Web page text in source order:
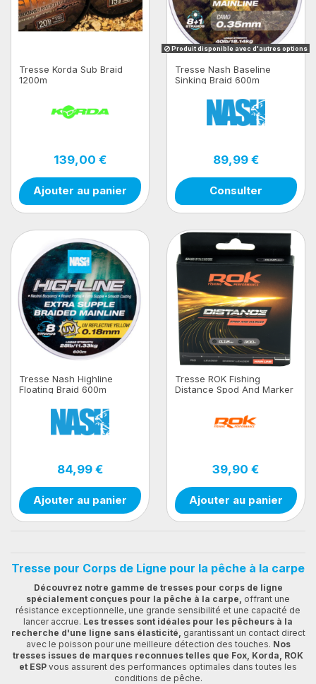
Tresse Korda Sub Braid
1200m
139,00 €
Ajouter au panier
Produit disponible avec d'autres options
Tresse Nash Baseline
Sinking Braid 600m
89,99 €
Consulter
Tresse Nash Highline
Floating Braid 600m
84,99 €
Ajouter au panier
Tresse ROK Fishing
Distance Spod And Marker
39,90 €
Ajouter au panier
Tresse pour Corps de Ligne pour la pêche à la carpe
Découvrez notre gamme de tresses pour corps de ligne
spécialement conçues pour la pêche à la carpe, offrant une
résistance exceptionnelle, une grande sensibilité et une capacité de
lancer accrue. Les tresses sont idéales pour les pêcheurs à la
recherche d'une ligne sans élasticité, garantissant un contact direct
avec le poisson pour une meilleure détection des touches. Nos
tresses issues de marques reconnues telles que Fox, Korda, ROK
et ESP vous assurent des performances optimales dans toutes les
conditions de pêche.